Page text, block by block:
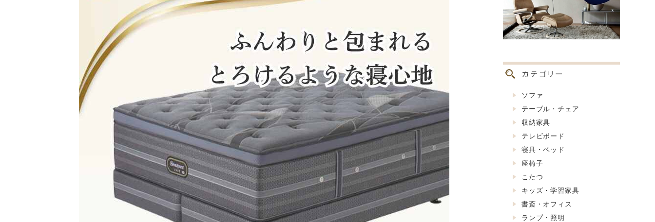
ソファ
テーブル・チェア
収納家具
テレビボード
寝具・ベッド
座椅子
こたつ
キッズ・学習家具
書斎・オフィス
ランプ・照明